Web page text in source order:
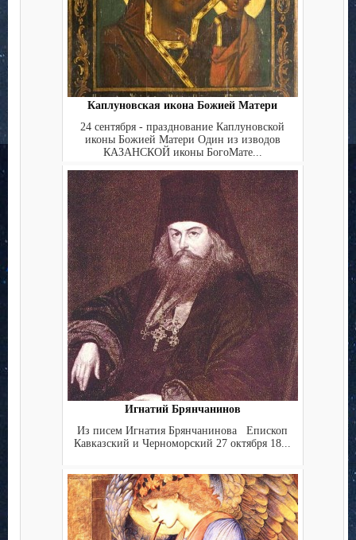
Каплуновская икона Божией Матери
24 сентября - празднование Каплуновской
иконы Божией Матери Один из изводов
КАЗАНСКОЙ иконы БогоМате...
Игнатий Брянчанинов
Из писем Игнатия Брянчанинова Епископ
Кавказский и Черноморский 27 октября 18...